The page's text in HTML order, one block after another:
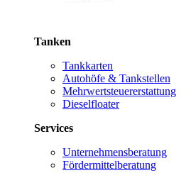
Tanken
Tankkarten
Autohöfe & Tankstellen
Mehrwertsteuererstattung
Dieselfloater
Services
Unternehmensberatung
Fördermittelberatung